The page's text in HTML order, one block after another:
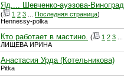
Яд.... Шевченко-ауэзова-
( 1 2 3 Последняя страница)
Hennessy-polka
Кто работает в мастино. ( 1 2 3
ЛИЩЕВА ИРИНА
Анастасия Урда (Котельникова)
Pitka